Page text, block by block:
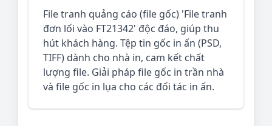
File tranh quảng cáo (file gốc) 'File tranh
đơn lối vào FT21342' độc đáo, giúp thu
hút khách hàng. Tệp tin gốc in ấn (PSD,
TIFF) dành cho nhà in, cam kết chất
lượng file. Giải pháp file gốc in trần nhà
và file gốc in lụa cho các đối tác in ấn.